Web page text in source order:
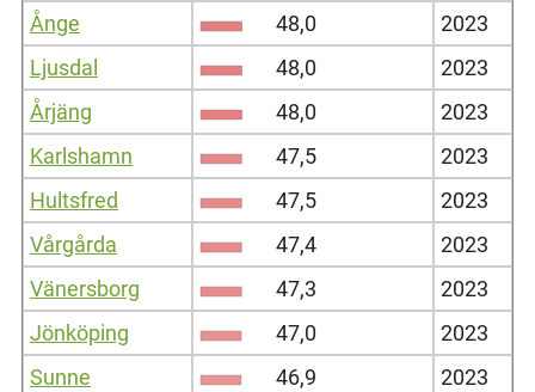
Ånge
48,0
2023
Ljusdal
48,0
2023
Årjäng
48,0
2023
Karlshamn
47,5
2023
Hultsfred
47,5
2023
Vårgårda
47,4
2023
Vänersborg
47,3
2023
Jönköping
47,0
2023
Sunne
46,9 2023